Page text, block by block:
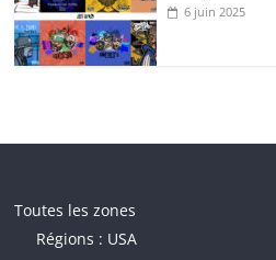
6 juin 2025
Toutes les zones
Régions : USA